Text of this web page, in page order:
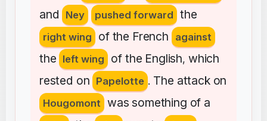
and Ney pushed forward the
right wing of the French against
the left wing of the English,which
rested on Papelotte . The attack on
Hougomont was something of a